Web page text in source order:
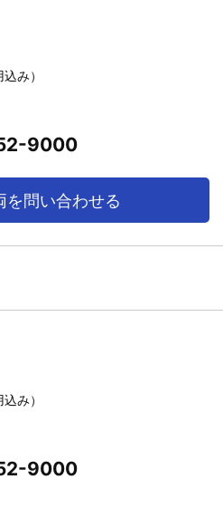
み）
9000
を問い合わせる
み）
9000